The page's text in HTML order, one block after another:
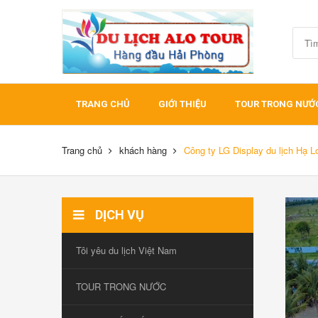
TRANG CHỦ GIỚI THIỆU TOUR TRONG
Trang chủ khách hàng Công ty LG Display du lịch Hạ
DỊCH VỤ
Tôi yêu du lịch Việt Nam
TOUR TRONG NƯỚC